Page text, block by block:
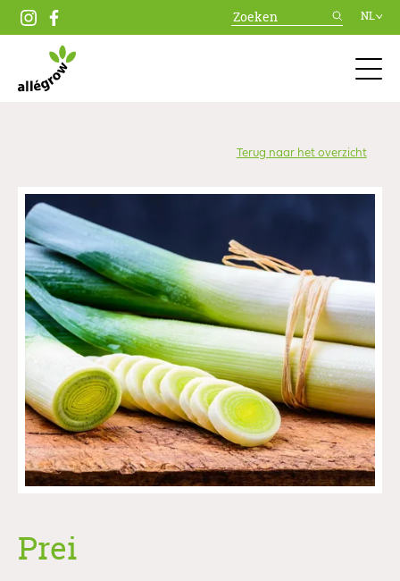
NL
Terug naar het overzicht
Prei